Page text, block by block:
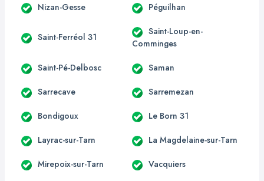
Nizan-Gesse Péguilhan
Saint-Ferréol 31
Saint-Loup-en-
Comminges
Saint-Pé-Delbosc Saman
Sarrecave Sarremezan
Bondigoux Le Born 31
Layrac-sur-Tarn La Magdelaine-sur-Tarn
Mirepoix-sur-Tarn Vacquiers